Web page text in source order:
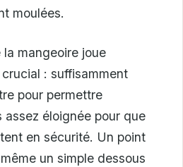
moulées.
la mangeoire joue
: suffisamment
pour permettre
assez éloignée pour que
en sécurité. Un point
un simple dessous